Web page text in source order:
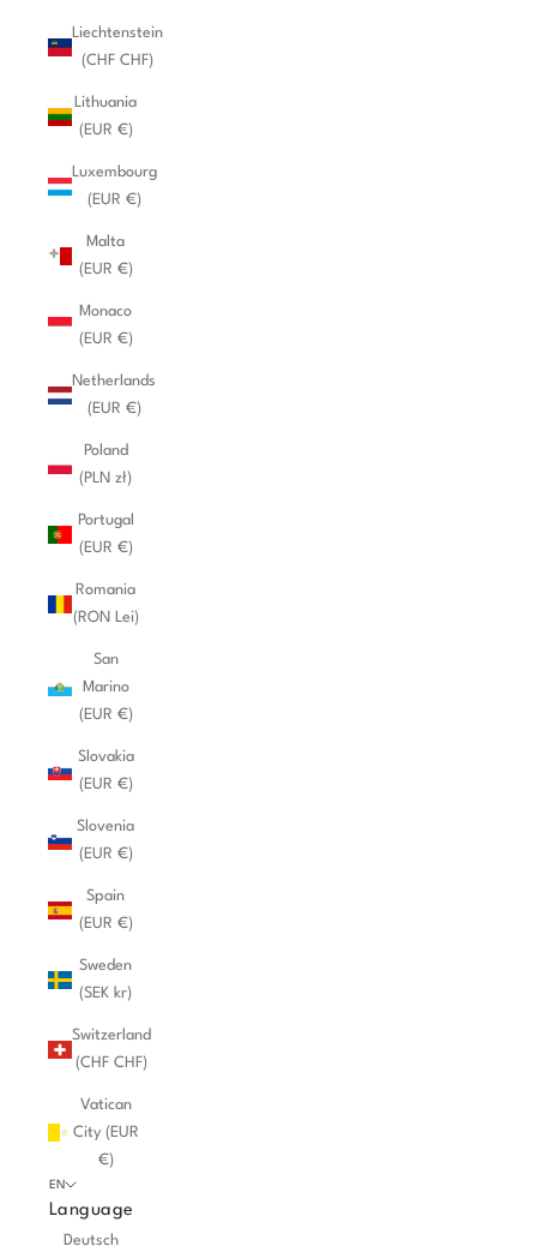
Liechtenstein
(CHF CHF)
Lithuania
(EUR €)
Luxembourg
(EUR €)
Malta
(EUR €)
Monaco
(EUR €)
Netherlands
(EUR €)
Poland
(PLN zł)
Portugal
(EUR €)
Romania
(RON Lei)
San
Marino
(EUR €)
Slovakia
(EUR €)
Slovenia
(EUR €)
Spain
(EUR €)
Sweden
(SEK kr)
Switzerland
(CHF CHF)
Vatican
City (EUR
€)
EN
Language
Deutsch